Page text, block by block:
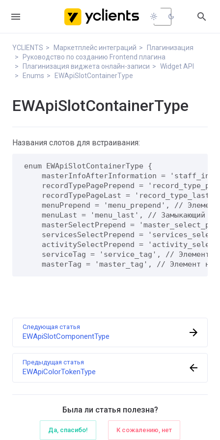
 light_mode dark_mode 
YCLIENTS Маркетплейс интеграций
Плагинизация
Руководство по созданию Frontend плагина
Плагинизация виджета онлайн-записи
Widget API
Enums
EWApiSlotContainerType
EWApiSlotContainerType
Названия слотов для встраивания:
enum EWApiSlotContainerType {
masterInfoAfterInformation =
recordTypePagePrepend =
recordTypePageLast =
menuPrepend = 'menu_prepend', //
menuLast = 'menu_last', // Замыкающий
masterSelectPrepend =
servicesSelectPrepend =
activitySelectPrepend =
serviceTag = 'service_tag', // Элемент
masterTag = 'master_tag', // Элемент на
Предыдущая статья
EWApiColorTokenType
Следующая статья
EWApiSlotComponentType
Была ли статья полезна?
Да, спасибо! К сожалению, нет